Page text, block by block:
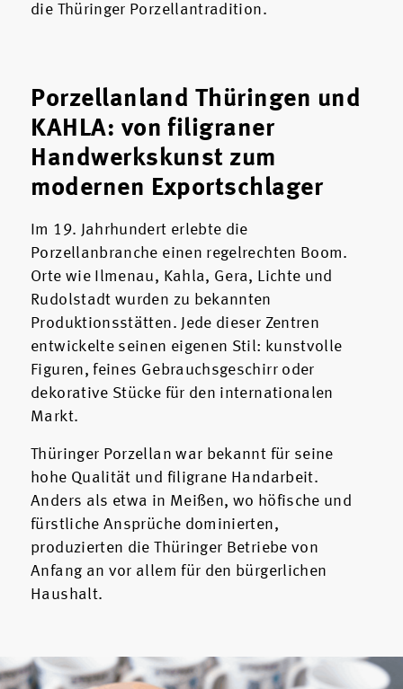
die Thüringer Porzellantradition.
Porzellanland Thüringen und
KAHLA: von filigraner
Handwerkskunst zum
modernen Exportschlager
Im 19. Jahrhundert erlebte die
Porzellanbranche einen regelrechten Boom.
Orte wie Ilmenau, Kahla, Gera, Lichte und
Rudolstadt wurden zu bekannten
Produktionsstätten. Jede dieser Zentren
entwickelte seinen eigenen Stil: kunstvolle
Figuren, feines Gebrauchsgeschirr oder
dekorative Stücke für den internationalen
Markt.
Thüringer Porzellan war bekannt für seine
hohe Qualität und filigrane Handarbeit.
Anders als etwa in Meißen, wo höfische und
fürstliche Ansprüche dominierten,
produzierten die Thüringer Betriebe von
Anfang an vor allem für den bürgerlichen
Haushalt.